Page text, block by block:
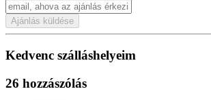
Ajánlás küldése
Kedvenc szálláshelyeim
26 hozzászólás